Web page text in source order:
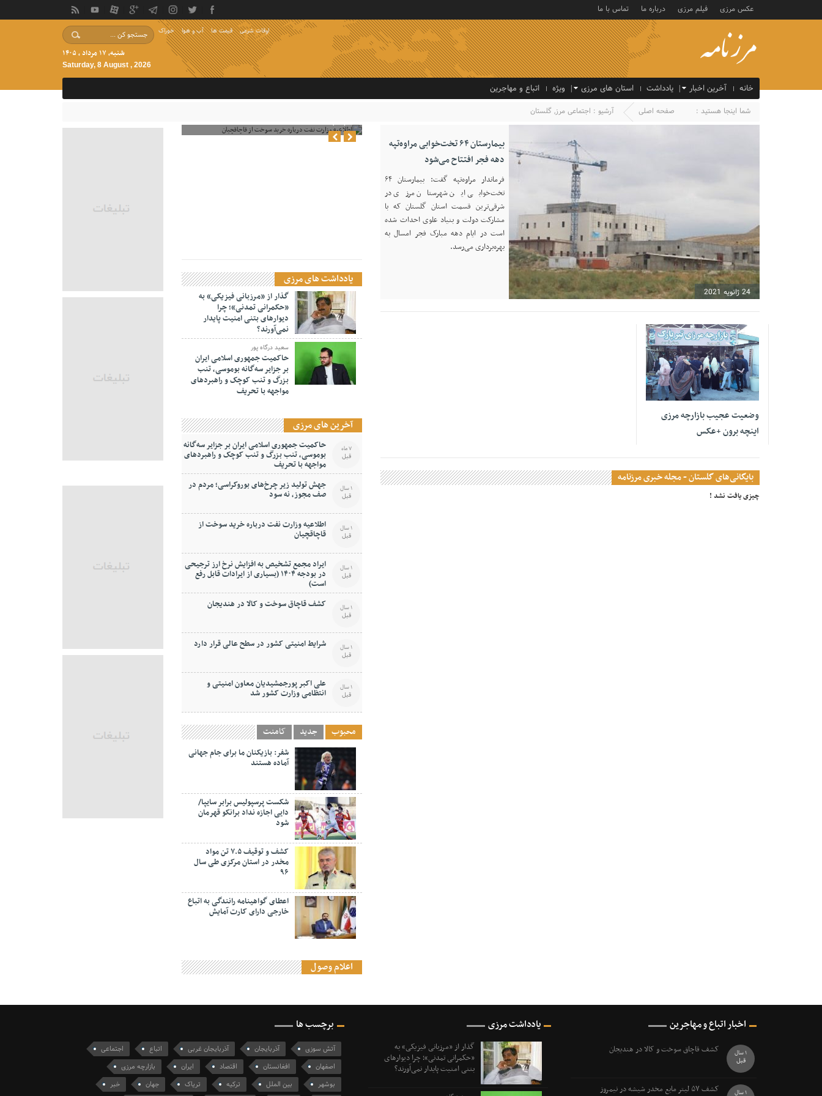
عکس مرزی فیلم مرزی درباره ما تماس با ما
خوراک آب و هوا قیمت ها اوقات شرعی
شنبه, ۱۷ مرداد , ۱۴۰۵
Saturday, 8 August , 2026
خانه آخرین اخبار یادداشت استان های مرزی ویژه اتباع و مهاجرین
شما اینجا هستید : صفحه اصلی آرشیو : اجتماعی مرز, گلستان
24 ژانویه 2021
بیمارستان ۶۴ تخت‌خوابی مراوه‌تپه
دهه فجر افتتاح می‌شود
فرماندار مراوه‌تپه گفت: بیمارستان ۶۴
تخت‌خوابی این شهرستان مرزی در
شرقی‌ترین قسمت استان گلستان که با
مشارکت دولت و بنیاد علوی احداث شده
است در ایام دهه مبارک فجر امسال به
بهره‌برداری می‌رسد.
18 ژانویه 2021
وضعیت عجیب بازارچه مرزی
اینچه برون +عکس
بایگانی‌های گلستان - مجله خبری مرزنامه
چیزی یافت نشد !
یادداشت های مرزی
گذار از «مرزبانی فیزیکی» به
«حکمرانی تمدنی»؛ چرا
دیوارهای بتنی امنیت پایدار
نمی‌آورند؟
سعید درگاه پور
حاکمیت جمهوری اسلامی ایران
بر جزایر سه‌گانه بوموسی، تنب
بزرگ و‌ تنب کوچک و راهبردهای
مواجهه با تحریف
آخرین های مرزی
حاکمیت جمهوری اسلامی ایران بر جزایر سه‌گانه
بوموسی، تنب بزرگ و‌ تنب کوچک و راهبردهای
مواجهه با تحریف
7 ماه
قبل
جهش تولید زیر چرخ‌های بوروکراسی؛ مردم در
صف مجوز، نه سود 1 سال
قبل
اطلاعیه وزارت نفت درباره خرید سوخت از
قاچاقچیان 1 سال
قبل
ایراد مجمع تشخیص به افزایش نرخ ارز ترجیحی
در بودجه ۱۴۰۴ (بسیاری از ایرادات قابل رفع
است)
1 سال
قبل
کشف قاچاق سوخت و کالا در هندیجان 1 سال
قبل
شرایط امنیتی کشور در سطح عالی قرار دارد 1 سال
قبل
علی اکبر پورجمشیدیان معاون امنیتی و
انتظامی وزارت کشور شد 1 سال
قبل
محبوب جدید کامنت
شفر: بازیکنان ما برای جام جهانی
آماده هستند
شکست پرسپولیس برابر سایپا/
دایی اجازه نداد برانکو قهرمان
شود
کشف و توقیف ۷.۵ تن مواد
مخدر در استان مرکزی طی سال
۹۶
اعطای گواهینامه رانندگی به اتباع
خارجی دارای کارت آمایش
اعلام وصول
اخبار اتباع و مهاجرین
کشف قاچاق سوخت و کالا در هندیجان 1 سال
قبل
کشف ۵۷ ليتر مايع مخدر شيشه در نيمروز 1 سال
یادداشت مرزی
گذار از «مرزبانی فیزیکی» به
«حکمرانی تمدنی»؛ چرا دیوارهای
بتنی امنیت پایدار نمی‌آورند؟
برچسب ها
آتش سوزی آذربایجان آذربایجان غربی اتباع
اجتماعی
اصفهان
افغانستان اقتصاد ایران
بازارچه مرزی
بوشهر
بین الملل ترکیه تریاک جهان خبر